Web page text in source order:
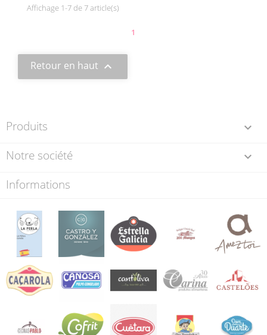
Affichage 1-7 de 7 article(s)
1
Retour en haut 
Produits 
Notre société 
Informations